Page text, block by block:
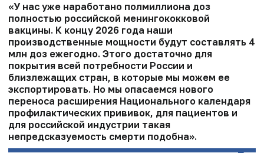
«У нас уже наработано полмиллиона доз
полностью российской менингококковой
вакцины. К концу 2026 года наши
производственные мощности будут составлять 4
млн доз ежегодно. Этого достаточно для
покрытия всей потребности России и
близлежащих стран, в которые мы можем ее
экспортировать. Но мы опасаемся нового
переноса расширения Национального календаря
профилактических прививок, для пациентов и
для российской индустрии такая
непредсказуемость смерти подобна».